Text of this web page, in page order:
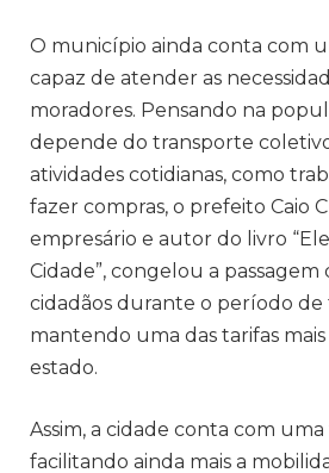
O município ainda conta com
capaz de atender as
moradores. Pensando na
depende do transporte
atividades cotidianas, como
fazer compras, o prefeito Caio
empresário e autor do livro
Cidade”, congelou a passagem
cidadãos durante o período de
mantendo uma das tarifas
estado.
Assim, a cidade conta com
facilitando ainda mais a